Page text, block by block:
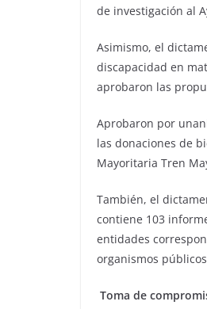
de investigación al
Asimismo, el
discapacidad en
aprobaron las
Aprobaron por
las donaciones de
Mayoritaria Tren
También, el
contiene 103
entidades
organismos
Toma de